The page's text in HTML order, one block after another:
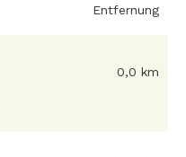
Entfernung
0,0 km